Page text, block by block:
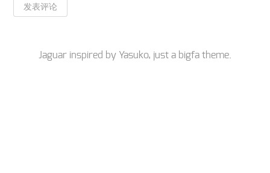
Jaguar inspired by Yasuko, just a bigfa theme.